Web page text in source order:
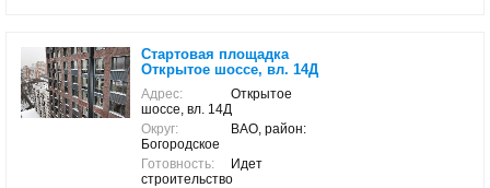
Стартовая площадка
Открытое шоссе, вл. 14Д
Адрес:
Открытое
шоссе, вл. 14Д
Округ:
ВАО, район:
Богородское
Готовность:
Идет
строительство